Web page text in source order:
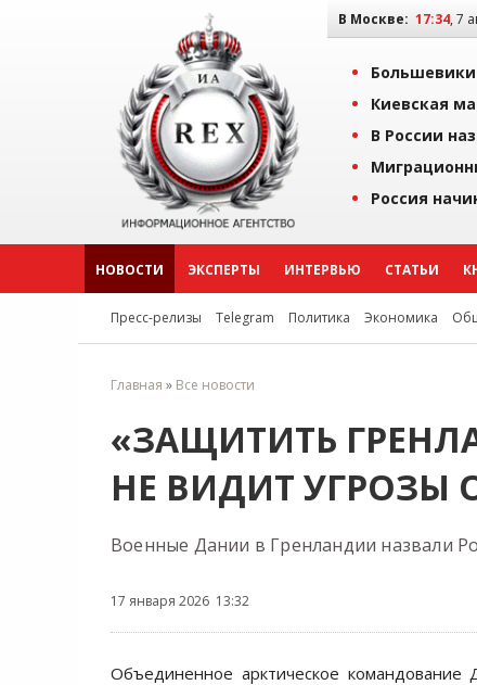
В Москве: 17:34, 7
Киевская
В России
Россия
НОВОСТИ ЭКСПЕРТЫ ИНТЕРВЬЮ СТАТЬИ
Пресс-релизы Telegram Политика Экономика
Главная » Все новости
«ЗАЩИТИТЬ
НЕ ВИДИТ УГРОЗЫ
Военные Дании в Гренландии назвали
17 января 2026 13:32
Объединенное арктическое командование